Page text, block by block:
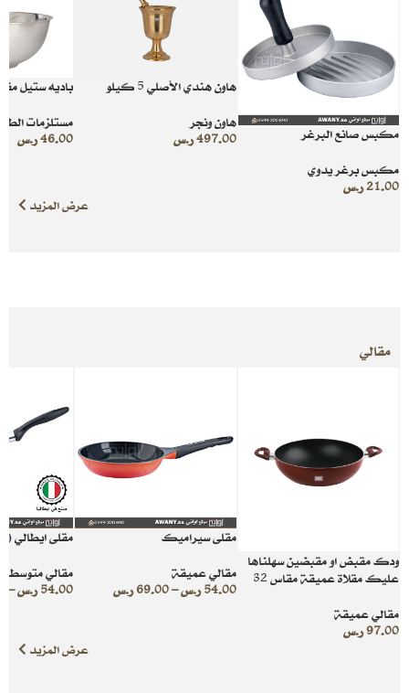
مكبس صانع البرغر
مكبس برغر يدوي
21.00ر.س
هاون هندي الأصلي 5 كيلو
هاون ونجر
497.00ر.س
باديه ستيل
مستلزمات
46.00ر.س
عرض المزيد
مقالي
ودك مقبض او مقبضين سهلناها
عليك مقلاة عميقة مقاس 32
مقالي عميقة
97.00ر.س
مقلى سيراميك
مقالي عميقة
54.00 ر.س–
69.00 ر.س
مقلى ايطالي
مقالي متوسطة
54.00ر.س–
عرض المزيد